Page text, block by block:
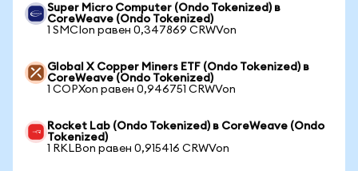
Super Micro Computer (Ondo Tokenized) в
CoreWeave (Ondo Tokenized)
1 SMCIon равен 0,347869 CRWVon
Global X Copper Miners ETF (Ondo Tokenized) в
CoreWeave (Ondo Tokenized)
1 COPXon равен 0,946751 CRWVon
Rocket Lab (Ondo Tokenized) в CoreWeave (Ondo
Tokenized)
1 RKLBon равен 0,915416 CRWVon